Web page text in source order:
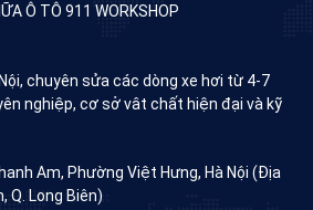
Ô TÔ 911 WORKSHOP
chuyên sửa các dòng xe hơi từ 4-7
nghiệp, cơ sở vât chất hiện đại và kỹ
Am, Phường Việt Hưng, Hà Nội (Địa
Q. Long Biên)